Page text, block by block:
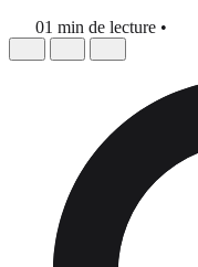
01 min de lecture •